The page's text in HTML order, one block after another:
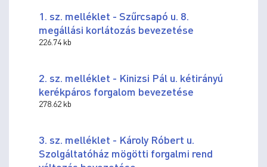
1. sz. melléklet - Szűrcsapó u. 8.
megállási korlátozás bevezetése
226.74 kb
2. sz. melléklet - Kinizsi Pál u. kétirányú
kerékpáros forgalom bevezetése
278.62 kb
3. sz. melléklet - Károly Róbert u.
Szolgáltatóház mögötti forgalmi rend